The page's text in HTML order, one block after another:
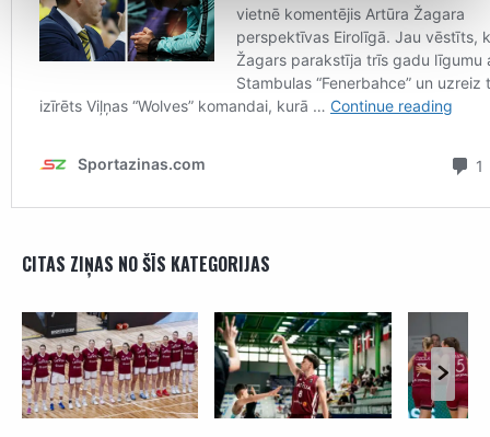
CITAS ZIŅAS NO ŠĪS KATEGORIJAS